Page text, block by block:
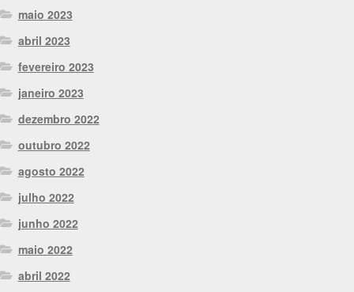
maio 2023
abril 2023
fevereiro 2023
janeiro 2023
dezembro 2022
outubro 2022
agosto 2022
julho 2022
junho 2022
maio 2022
abril 2022